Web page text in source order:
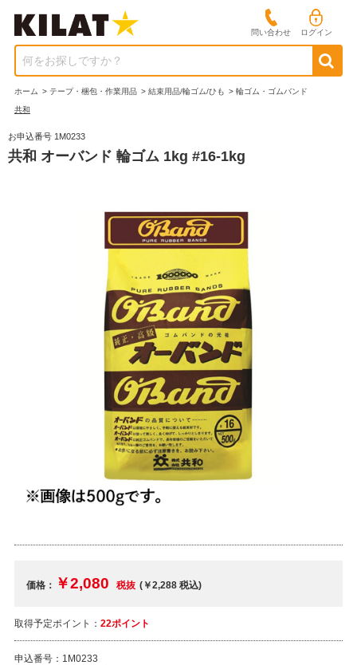
問い合わせ ログイン
何をお探しですか？
ホーム > テープ・梱包・作業用品 > 結束用品/輪ゴム/ひも > 輪ゴム・ゴムバンド
共和
お申込番号 1M0233
共和 オーバンド 輪ゴム 1kg #16-1kg
価格： ￥2,080 税抜 (￥2,288税込)
取得予定ポイント： 22ポイント
申込番号： 1M0233